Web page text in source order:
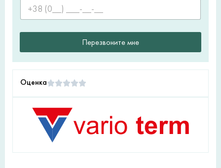
Перезвоните мне
Оценка